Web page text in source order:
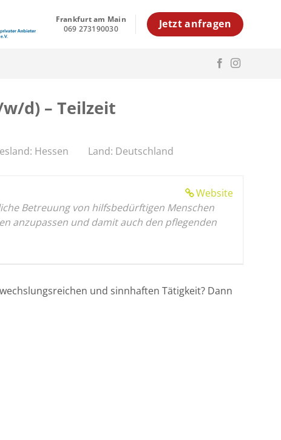
Frankfurt am Main
069 273190030
Jetzt anfragen
d) – Teilzeit
Hessen Land: Deutschland
Website
Betreuung von hilfsbedürftigen Menschen
anzupassen und damit auch den pflegenden
und sinnhaften Tätigkeit? Dann